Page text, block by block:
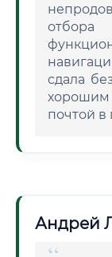
сдала
почтой в
Андрей